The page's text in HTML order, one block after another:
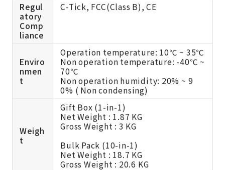
Regul
atory
Comp
liance
C-Tick, FCC(Class B), CE
Enviro
nmen
t
Operation temperature: 10℃ ~ 35℃
Non operation temperature: -40℃ ~
70℃
Non operation humidity: 20% ~ 9
0% ( Non condensing)
Weigh
t
Gift Box (1-in-1)
Net Weight : 1.87 KG
Gross Weight : 3 KG
Bulk Pack (10-in-1)
Net Weight : 18.7 KG
Gross Weight : 20.6 KG